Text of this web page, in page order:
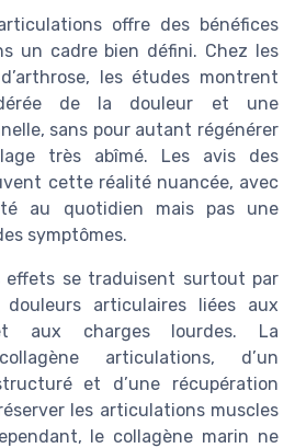
offre des bénéfices
un cadre bien défini. Chez les
les études montrent
de la douleur et une
sans pour autant régénérer
très abîmé. Les avis des
cette réalité nuancée, avec
au quotidien mais pas une
symptômes.
effets se traduisent surtout par
articulaires liées aux
aux charges lourdes. La
articulations, d’un
et d’une récupération
les articulations muscles
le collagène marin ne